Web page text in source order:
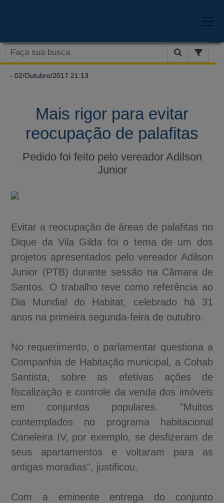
- 02/Outubro/2017 21:13
Mais rigor para evitar
reocupação de palafitas
Pedido foi feito pelo vereador Adilson
Junior
Evitar a reocupação de áreas de palafitas no
Dique da Vila Gilda foi o tema de um dos
projetos apresentados pelo vereador Adilson
Junior (PTB) durante sessão na Câmara de
Santos. O trabalho teve como referência ao
Dia Mundial do Habitat, celebrado há 31
anos na primeira segunda-feira de outubro.
No requerimento, o parlamentar questiona a
Companhia de Habitação municipal, a Cohab
Santista, sobre as efetivas ações de
fiscalização e controle da venda dos imóveis
em conjuntos populares. "Muitos
contemplados no programa habitacional
Caneleira IV, por exemplo, se desfizeram de
seus apartamentos e voltaram para as
antigas moradias", justificou.
Com a eminente entrega do conjunto